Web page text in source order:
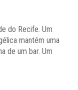
do Recife. Um
mantém uma
de um bar. Um